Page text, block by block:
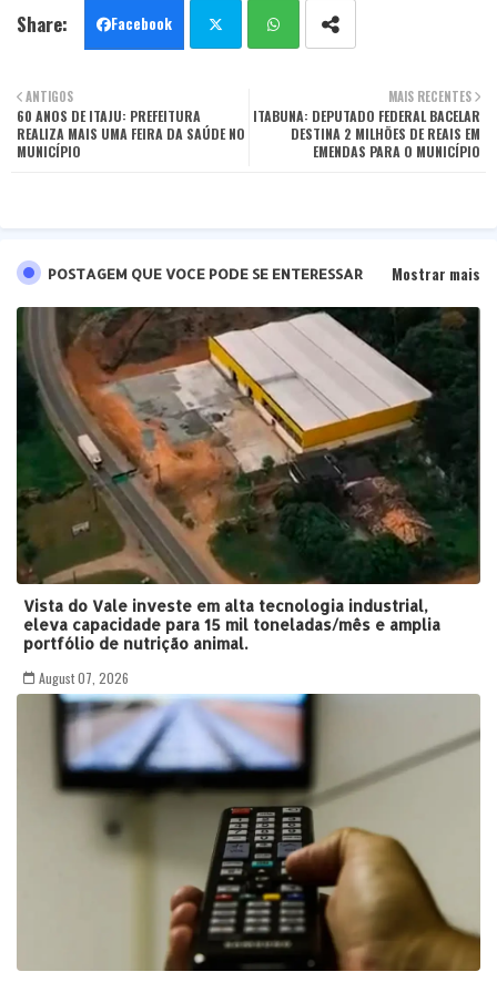
Facebook
tsa
MAIS RECENTES
ITABUNA: DEPUTADO FEDERAL BACELAR
DESTINA 2 MILHÕES DE REAIS EM
EMENDAS PARA O MUNICÍPIO
ANTIGOS
60 ANOS DE ITAJU: PREFEITURA
REALIZA MAIS UMA FEIRA DA SAÚDE NO
MUNICÍPIO
POSTAGEM QUE VOCE PODE SE ENTERESSAR Mostrar mais
Vista do Vale investe em alta tecnologia industrial,
eleva capacidade para 15 mil toneladas/mês e amplia
portfólio de nutrição animal.
August 07, 2026